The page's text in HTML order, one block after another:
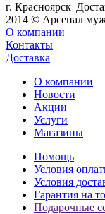
г. Красноярск |
2014 © Арсенал
О компании
Контакты
Доставка
О компании
Новости
Акции
Услуги
Магазины
Помощь
Условия
Условия
Гарантия на
Подарочные